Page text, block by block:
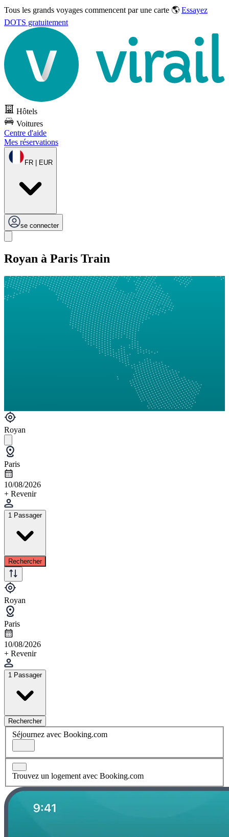
Tous les grands voyages commencent par une carte 🌎 Essayez
DOTS gratuitement
Hôtels
Voitures
Centre d'aide
Mes réservations
FR | EUR
se connecter
Royan à Paris Train
Royan
Paris
10/08/2026
+ Revenir
1 Passager
Rechercher
Royan
Paris
10/08/2026
+ Revenir
1 Passager
Rechercher
Séjournez avec Booking.com
Trouvez un logement avec Booking.com